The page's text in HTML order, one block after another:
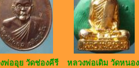
พ่ออุย วัดช่องคีรี
หลวงพ่อเดิม วัดหนอง